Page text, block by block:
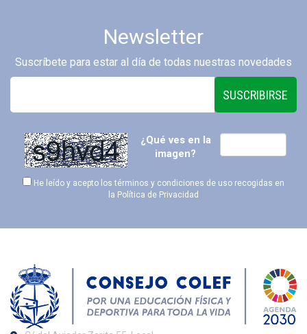
Newsletter
Suscríbete para estar al día de todas nuestras novedades
SUSCRIBIRSE
¿Qué ves en la
imagen?
He leído y acepto los términos y condiciones de uso recogidas en
la Política de Privacidad